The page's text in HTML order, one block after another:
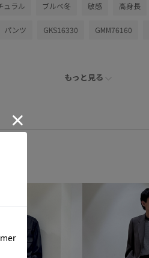
ュラル ブルべ冬 敏感 高身長
パンツ GKS16330 GMM76160
もっと見る